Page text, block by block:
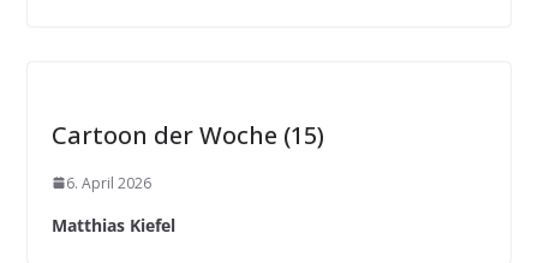
Cartoon der Woche (15)
6. April 2026
Matthias Kiefel